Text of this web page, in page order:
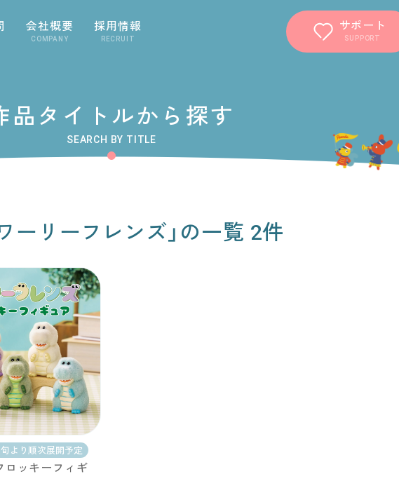
会社概要
COMPANY
採用情報
RECRUIT
サポート
SUPPORT
品タイトルから探す
SEARCH BY TITLE
ーリーフレンズ」の一覧 2件
より順次展開予定
ロッキーフィギ